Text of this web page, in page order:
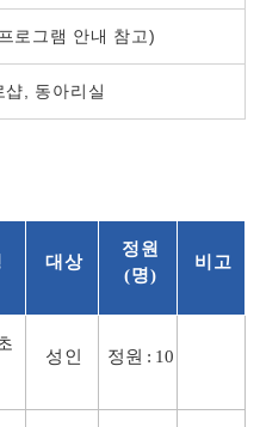
로그램 안내 참고)
샵, 동아리실
대상
정원
(명)
비고
성인 정원 : 10